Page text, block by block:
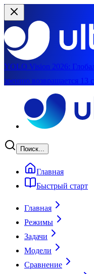
YOLO Vision 2026:
зрению возвращается 13
Поиск...
Главная
Быстрый старт
Главная
Режимы
Задачи
Модели
Сравнение